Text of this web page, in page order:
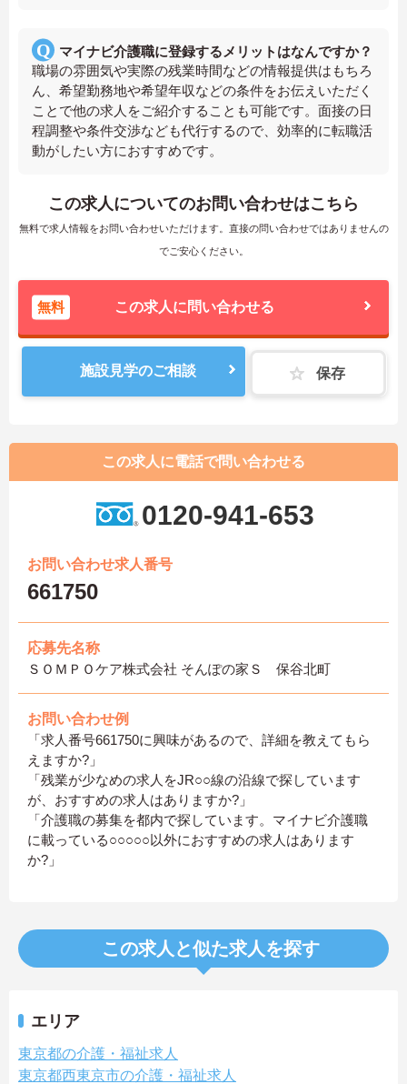
マイナビ介護職に登録するメリットはなんですか？
職場の雰囲気や実際の残業時間などの情報提供はもちろ
ん、希望勤務地や希望年収などの条件をお伝えいただく
ことで他の求人をご紹介することも可能です。面接の日
程調整や条件交渉なども代行するので、効率的に転職活
動がしたい方におすすめです。
この求人についてのお問い合わせはこちら
無料で求人情報をお問い合わせいただけます。直接の問い合わせではありませんの
でご安心ください。
無料 この求人に問い合わせる
施設見学のご相談 保存
この求人に電話で問い合わせる
0120-941-653
お問い合わせ求人番号
661750
応募先名称
ＳＯＭＰＯケア株式会社 そんぽの家Ｓ 保谷北町
お問い合わせ例
「求人番号661750に興味があるので、詳細を教えてもら
えますか?」
「残業が少なめの求人をJR○○線の沿線で探しています
が、おすすめの求人はありますか?」
「介護職の募集を都内で探しています。マイナビ介護職
に載っている○○○○○以外におすすめの求人はあります
か?」
この求人と似た求人を探す
エリア
東京都の介護・福祉求人
東京都西東京市の介護・福祉求人